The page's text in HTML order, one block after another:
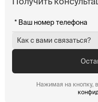
Как с вами связаться?
Нажимая на кнопку,